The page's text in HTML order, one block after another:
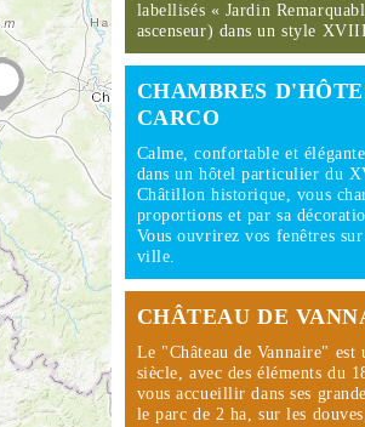
labellisés « Jardin
ascenseur) dans un style
CHAMBRES
CARCO
Calme, confortable et
dans un hôtel particulier du
Châtillon historique, vous
proportions et par sa
Vous ouvrirez vos fenêtres
ville.
CHÂTEAU DE
Le "Château de Vannaire" est
siècle, avec des éléments du
vous accueillir dans ses
le parc de 2 ha, sur les